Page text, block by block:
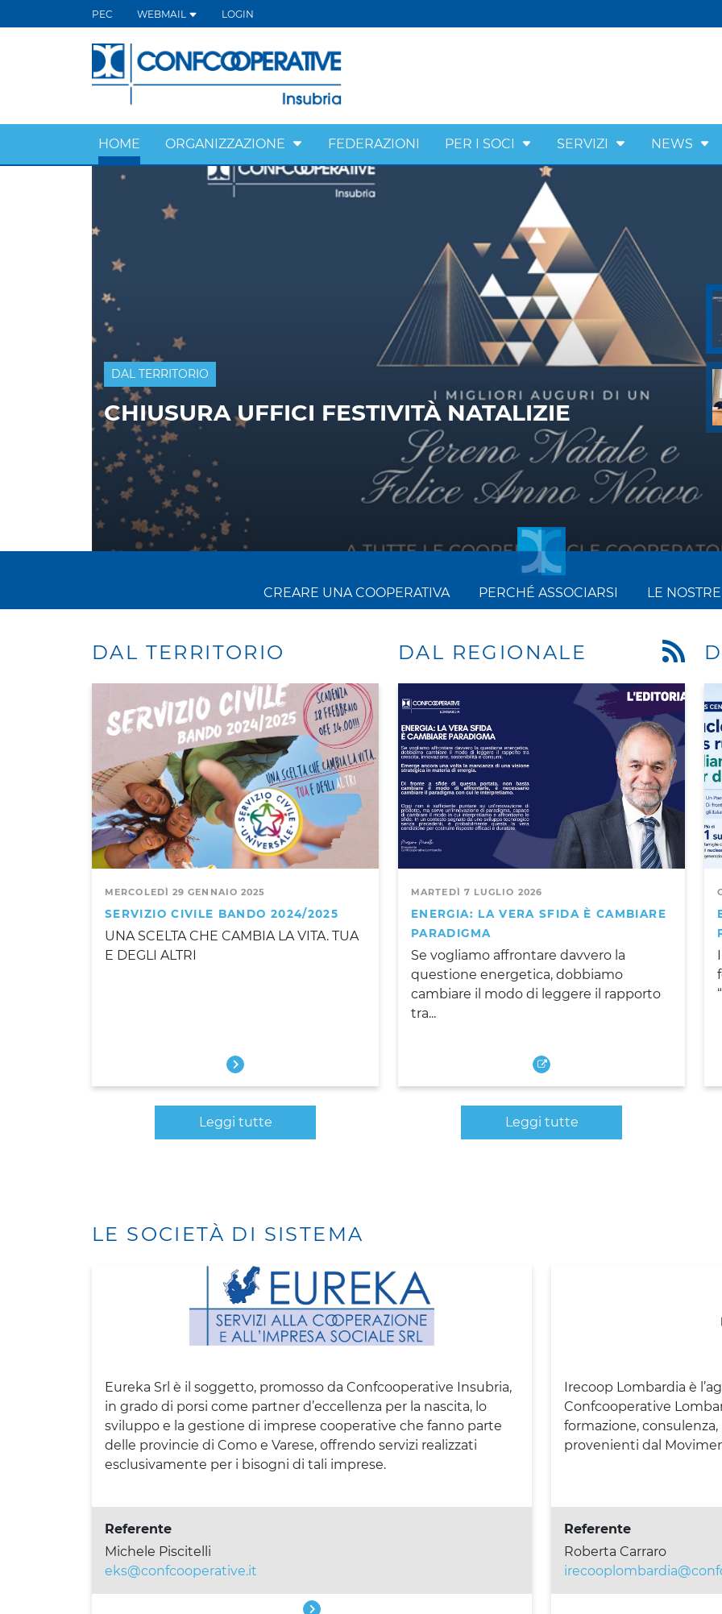
PEC WEBMAIL LOGIN
HOME ORGANIZZAZIONE FEDERAZIONI PER I SOCI SERVIZI NEWS
PRIMO PIANO
ASSEMBLEA ANNUALE CONFCOOPERATIVE
INSUBRIA - LE COOPERATIVE...
CREARE UNA COOPERATIVA PERCHÉ ASSOCIARSI LE
DAL TERRITORIO
MERCOLEDÌ 29 GENNAIO 2025
SERVIZIO CIVILE BANDO 2024/2025
UNA SCELTA CHE CAMBIA LA VITA. TUA
E DEGLI ALTRI
Leggi tutte
DAL REGIONALE
MARTEDÌ 7 LUGLIO 2026
ENERGIA: LA VERA SFIDA È CAMBIARE
PARADIGMA
Se vogliamo affrontare davvero la
questione energetica, dobbiamo
cambiare il modo di leggere il rapporto
tra...
Leggi tutte
LE SOCIETÀ DI SISTEMA
Eureka Srl è il soggetto, promosso da Confcooperative Insubria,
in grado di porsi come partner d’eccellenza per la nascita, lo
sviluppo e la gestione di imprese cooperative che fanno parte
delle provincie di Como e Varese, offrendo servizi realizzati
esclusivamente per i bisogni di tali imprese.
Referente
Michele Piscitelli
eks@confcooperative.it
Irecoop Lombardia è
Confcooperative
formazione,
provenienti dal
Referente
Roberta Carraro